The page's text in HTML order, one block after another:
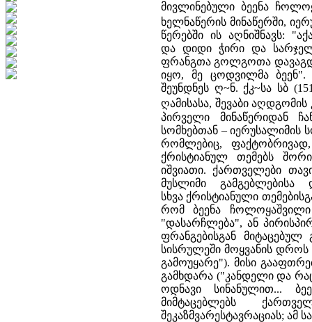
მივლინებული ბეენა
ხელნაწერის მინაწერში,
წერებში ის აღნიშნავს:
და დიდი ჭირი და
ფრანგთა გოლგოთა
იყო, მე ცოდვილმა ბეენ".
შეუნდნეს ღ~ნ. ქკ~სა სბ
ღამისასა, შევაბი
პირველი მინაწერიდან
სომხებთან – იერუსალიმის
რომლებიც,
ქრისტიანულ თემებს
იშვიათი. ქართველები
მუსლიმი
სხვა ქრისტიანული
რომ ბეენა
"დასარჩლება", ან
ფრანგებისგან
სისრულეში მოყვანის
გამოუყარე"). მისი
გამხდარა ("კანდელი და
ოდნავი სინანულით...
მიმტაცებლებს
შეკაზმვარესტავრაციას; ამ